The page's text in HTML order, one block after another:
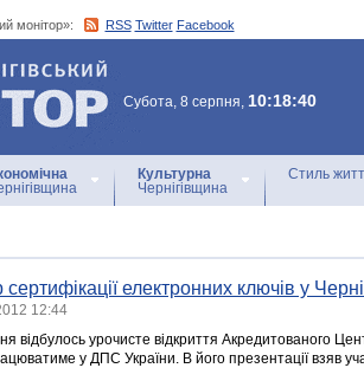
монітор»: RSS Twitter Facebook
монітор»
Субота, 8 серпня, 10:18:40
Культурна
Чернігівщина
Стиль
сертифікації електронних ключів у
12:44
відбулось урочисте відкриття Акредитованого
у ДПС України. В його презентації взяв